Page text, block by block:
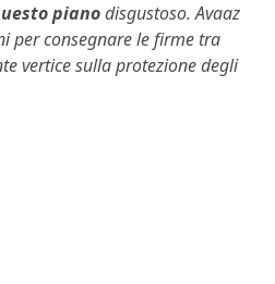
pianodisgustoso. Avaaz
per consegnare le firme tra
vertice sulla protezione degli